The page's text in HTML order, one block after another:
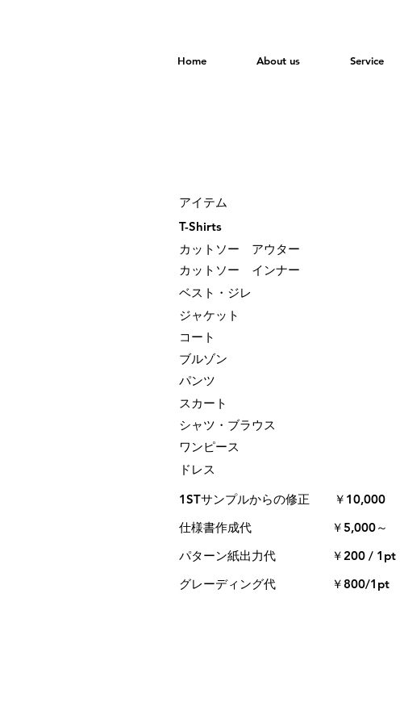
Home About us Service
​アイテム
T-Shirts
カットソー アウター
カットソー インナー
ベスト・ジレ
ジャケット
​コート
ブルゾン
パンツ
スカート
シャツ・ブラウス
ワンピース
ドレス
1STサンプルからの修正 ￥10,000
​仕様書作成代 ￥5,000～
​パターン紙出力代 ￥200 / 1pt
​グレーディング代 ￥800/1pt